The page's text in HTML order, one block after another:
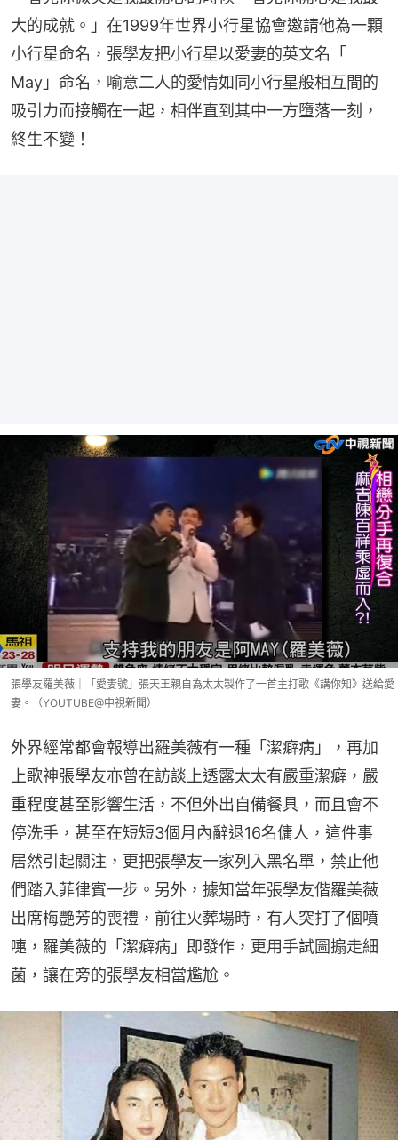
大的成就。」在1999年世界小行星協會邀請他為一顆
小行星命名，張學友把小行星以愛妻的英文名「
May」命名，喻意二人的愛情如同小行星般相互間的
吸引力而接觸在一起，相伴直到其中一方墮落一刻，
終生不變！
張學友羅美薇｜「愛妻號」張天王親自為太太製作了一首主打歌《講你知》送給愛
妻。（YOUTUBE@中視新聞）
外界經常都會報導出羅美薇有一種「潔癖病」，再加
上歌神張學友亦曾在訪談上透露太太有嚴重潔癖，嚴
重程度甚至影響生活，不但外出自備餐具，而且會不
停洗手，甚至在短短3個月內辭退16名傭人，這件事
居然引起關注，更把張學友一家列入黑名單，禁止他
們踏入菲律賓一步。另外，據知當年張學友偕羅美薇
出席梅艷芳的喪禮，前往火葬場時，有人突打了個噴
嚏，羅美薇的「潔癖病」即發作，更用手試圖搧走細
菌，讓在旁的張學友相當尷尬。